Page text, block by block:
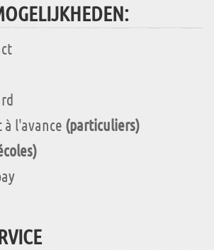
à l'avance (particuliers)